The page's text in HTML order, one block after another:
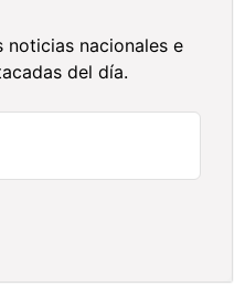
noticias nacionales e
del día.